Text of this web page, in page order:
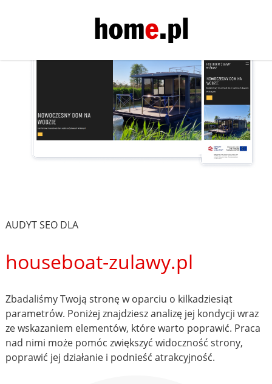
AUDYT SEO DLA
houseboat-zulawy.pl
Zbadaliśmy Twoją stronę w oparciu o kilkadziesiąt
parametrów. Poniżej znajdziesz analizę jej kondycji wraz
ze wskazaniem elementów, które warto poprawić. Praca
nad nimi może pomóc zwiększyć widoczność strony,
poprawić jej działanie i podnieść atrakcyjność.